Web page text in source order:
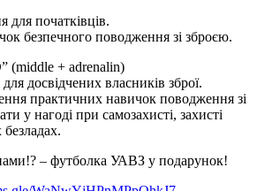
для початківців.
безпечного поводження зі зброєю.
(middle + adrenalin)
досвідчених власників зброї.
практичних навичок поводження зі
у нагоді при самозахисті, захисті
– футболка УАВЗ у подарунок!